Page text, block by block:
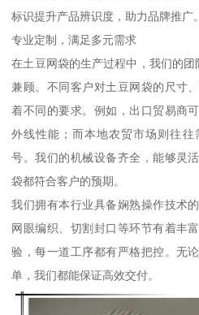
标识提升产品辨识度，助力品牌推广。
专业定制，满足多元需求
在土豆网袋的生产过程中，我们的团
兼顾。不同客户对土豆网袋的尺寸
着不同的要求。例如，出口贸易商
外线性能；而本地农贸市场则往
号。我们的机械设备齐全，能够灵
袋都符合客户的预期。
我们拥有本行业具备娴熟操作技术
网眼编织、切割封口等环节有着丰
验，每一道工序都有严格把控。无
单，我们都能保证高效交付。